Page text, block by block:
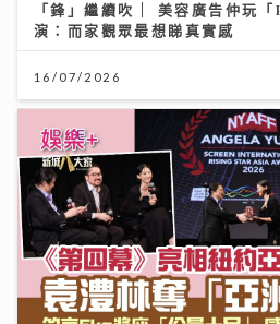
「鋒」繼續吹 | 美容廣告仲玩
演：而家觀眾最想睇真實感
16/07/2026